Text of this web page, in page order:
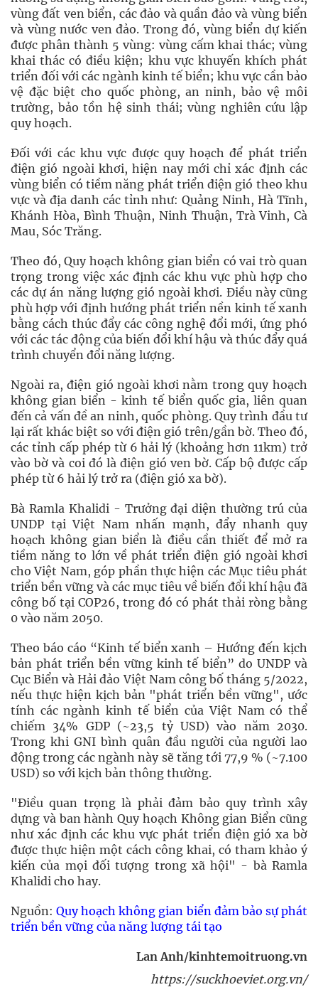
vùng đất ven biển, các đảo và quần đảo và vùng biển
và vùng nước ven đảo. Trong đó, vùng biển dự kiến
được phân thành 5 vùng: vùng cấm khai thác; vùng
khai thác có điều kiện; khu vực khuyến khích phát
triển đối với các ngành kinh tế biển; khu vực cần bảo
vệ đặc biệt cho quốc phòng, an ninh, bảo vệ môi
trường, bảo tồn hệ sinh thái; vùng nghiên cứu lập
quy hoạch.
Đối với các khu vực được quy hoạch để phát triển
điện gió ngoài khơi, hiện nay mới chỉ xác định các
vùng biển có tiềm năng phát triển điện gió theo khu
vực và địa danh các tỉnh như: Quảng Ninh, Hà Tĩnh,
Khánh Hòa, Bình Thuận, Ninh Thuận, Trà Vinh, Cà
Mau, Sóc Trăng.
Theo đó, Quy hoạch không gian biển có vai trò quan
trọng trong việc xác định các khu vực phù hợp cho
các dự án năng lượng gió ngoài khơi. Điều này cũng
phù hợp với định hướng phát triển nền kinh tế xanh
bằng cách thúc đẩy các công nghệ đổi mới, ứng phó
với các tác động của biến đổi khí hậu và thúc đẩy quá
trình chuyển đổi năng lượng.
Ngoài ra, điện gió ngoài khơi nằm trong quy hoạch
không gian biển - kinh tế biển quốc gia, liên quan
đến cả vấn đề an ninh, quốc phòng. Quy trình đầu tư
lại rất khác biệt so với điện gió trên/gần bờ. Theo đó,
các tỉnh cấp phép từ 6 hải lý (khoảng hơn 11km) trở
vào bờ và coi đó là điện gió ven bờ. Cấp bộ được cấp
phép từ 6 hải lý trở ra (điện gió xa bờ).
Bà Ramla Khalidi - Trưởng đại diện thường trú của
UNDP tại Việt Nam nhấn mạnh, đẩy nhanh quy
hoạch không gian biển là điều cần thiết để mở ra
tiềm năng to lớn về phát triển điện gió ngoài khơi
cho Việt Nam, góp phần thực hiện các Mục tiêu phát
triển bền vững và các mục tiêu về biến đổi khí hậu đã
công bố tại COP26, trong đó có phát thải ròng bằng
0 vào năm 2050.
Theo báo cáo “Kinh tế biển xanh – Hướng đến kịch
bản phát triển bền vững kinh tế biển” do UNDP và
Cục Biển và Hải đảo Việt Nam công bố tháng 5/2022,
nếu thực hiện kịch bản "phát triển bền vững", ước
tính các ngành kinh tế biển của Việt Nam có thể
chiếm 34% GDP (~23,5 tỷ USD) vào năm 2030.
Trong khi GNI bình quân đầu người của người lao
động trong các ngành này sẽ tăng tới 77,9 % (~7.100
USD) so với kịch bản thông thường.
"Điều quan trọng là phải đảm bảo quy trình xây
dựng và ban hành Quy hoạch Không gian Biển cũng
như xác định các khu vực phát triển điện gió xa bờ
được thực hiện một cách công khai, có tham khảo ý
kiến của mọi đối tượng trong xã hội" - bà Ramla
Khalidi cho hay.
Nguồn: Quy hoạch không gian biển đảm bảo sự phát
triển bền vững của năng lượng tái tạo
Lan Anh/kinhtemoitruong.vn
https://suckhoeviet.org.vn/